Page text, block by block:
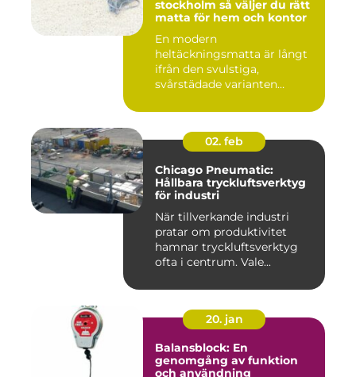
stockholm så väljer du rätt
matta för hem och kontor
En modern
heltäckningsmatta är långt
ifrån den svulstiga,
svårstädade varianten
02. feb
Chicago Pneumatic:
Hållbara tryckluftsverktyg
för industri
När tillverkande industri
pratar om produktivitet
hamnar tryckluftsverktyg
ofta i centrum. Vale...
20. jan
Balansblock: En
genomgång av funktion
och användning